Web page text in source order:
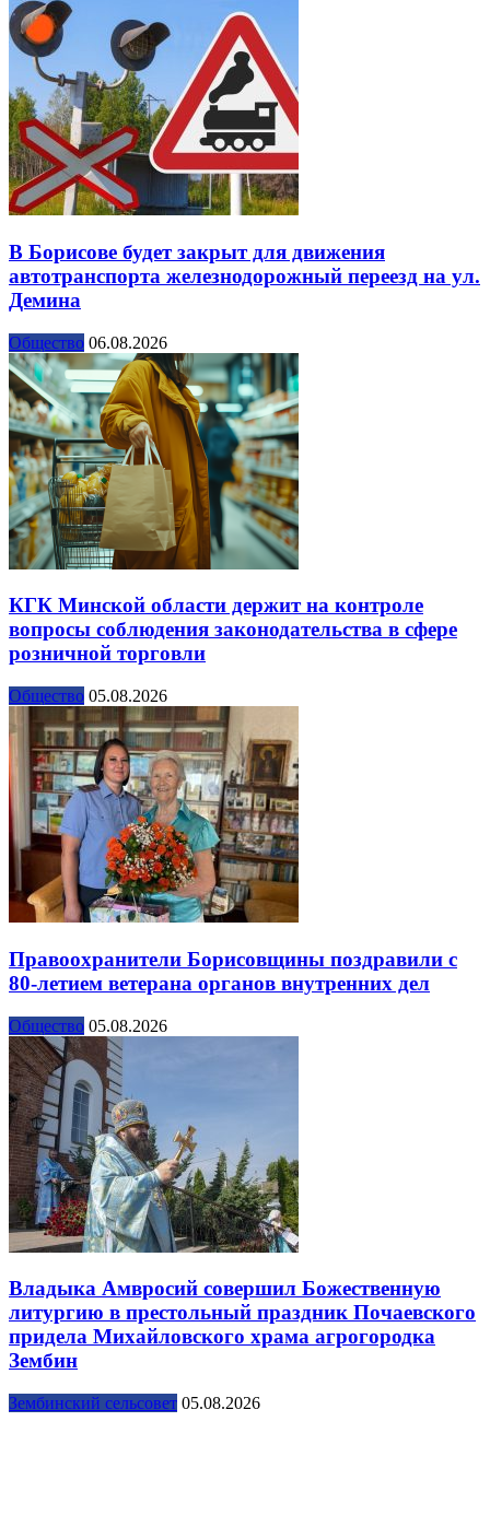
В Борисове будет закрыт для движения
автотранспорта железнодорожный переезд на ул.
Демина
Общество 06.08.2026
КГК Минской области держит на контроле
вопросы соблюдения законодательства в сфере
розничной торговли
Общество 05.08.2026
Правоохранители Борисовщины поздравили с
80-летием ветерана органов внутренних дел
Общество 05.08.2026
Владыка Амвросий совершил Божественную
литургию в престольный праздник Почаевского
придела Михайловского храма агрогородка
Зембин
Зембинский сельсовет 05.08.2026